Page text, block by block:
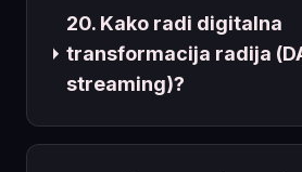
20. Kako radi digitalna
transformacija radija
streaming)?